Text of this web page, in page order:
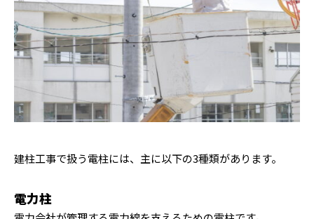
建柱工事で扱う電柱には、主に以下の3種類があります。
電力柱